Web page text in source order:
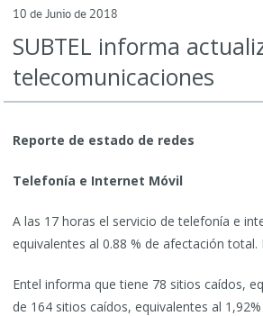
10 de Junio de 2018
SUBTEL informa
telecomunicaciones
Reporte de estado de redes
Telefonía e Internet Móvil
A las 17 horas el servicio de telefonía e
equivalentes al 0.88 % de afectación
Entel informa que tiene 78 sitios caídos,
de 164 sitios caídos, equivalentes al